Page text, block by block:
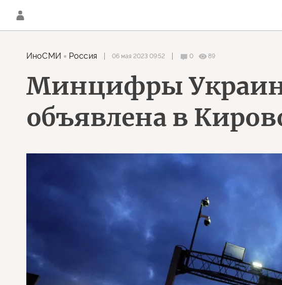
ИноСМИ Россия 06 мая 2023 09:52 0 89
Минцифры
объявлена в